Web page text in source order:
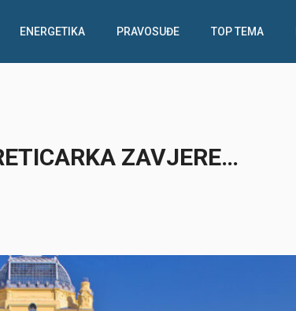
ENERGETIKA PRAVOSUĐE TOP TEMA
ZAVJERE…